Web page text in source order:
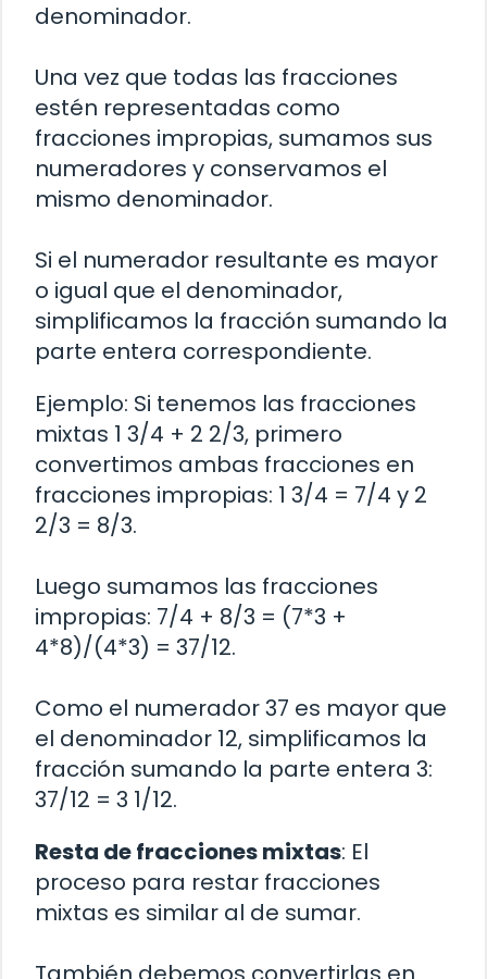
denominador.
Una vez que todas las fracciones
estén representadas como
fracciones impropias, sumamos sus
numeradores y conservamos el
mismo denominador.
Si el numerador resultante es mayor
o igual que el denominador,
simplificamos la fracción sumando la
parte entera correspondiente.
Ejemplo: Si tenemos las fracciones
mixtas 1 3/4 + 2 2/3, primero
convertimos ambas fracciones en
fracciones impropias: 1 3/4 = 7/4 y 2
2/3 = 8/3.
Luego sumamos las fracciones
impropias: 7/4 + 8/3 = (7*3 +
4*8)/(4*3) = 37/12.
Como el numerador 37 es mayor que
el denominador 12, simplificamos la
fracción sumando la parte entera 3:
37/12 = 3 1/12.
Resta de fracciones mixtas: El
proceso para restar fracciones
mixtas es similar al de sumar.